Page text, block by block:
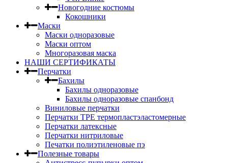
Новогодние костюмы
Кокошники
Маски
Маски одноразовые
Маски оптом
Многоразовая маска
НАШИ СЕРТИФИКАТЫ
Перчатки
Бахилы
Бахилы одноразовые
Бахилы одноразовые спанбонд
Виниловые перчатки
Перчатки TPE термопластэластомерные
Перчатки латексные
Перчатки нитриловые
Печатки полиэтиленовые пэ
Полезные товары